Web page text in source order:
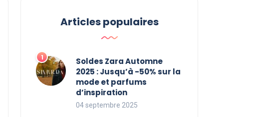
Articles populaires
Soldes Zara Automne
2025 : Jusqu’à -50% sur la
mode et parfums
d’inspiration
04 septembre 2025